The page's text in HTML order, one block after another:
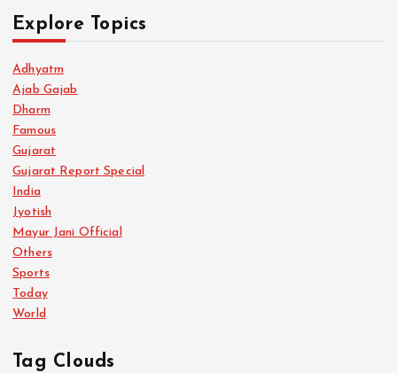
Explore Topics
Adhyatm
Ajab Gajab
Dharm
Famous
Gujarat
Gujarat Report Special
India
Jyotish
Mayur Jani Official
Others
Sports
Today
World
Tag Clouds